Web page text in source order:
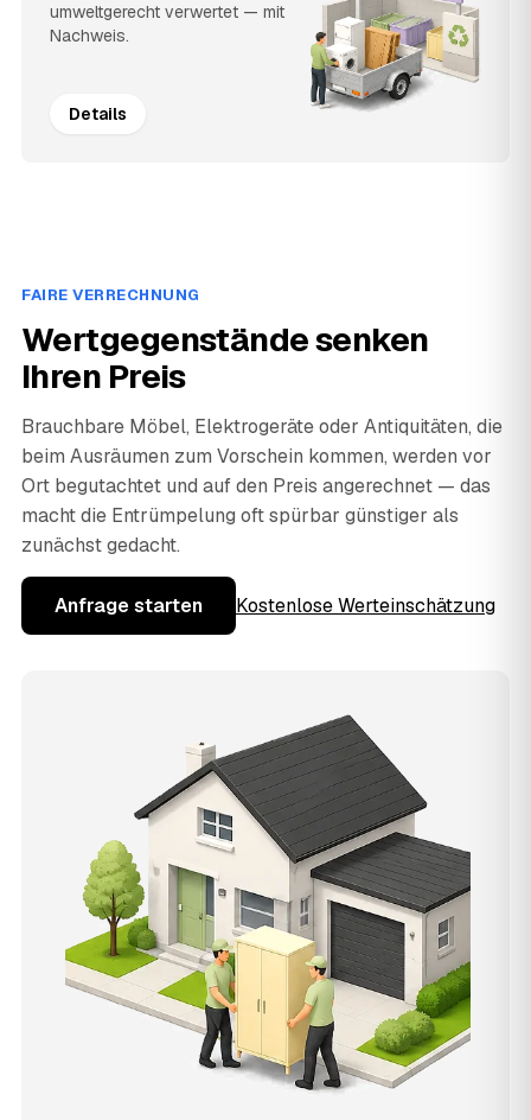
umweltgerecht verwertet — mit
Nachweis.
Details
FAIRE VERRECHNUNG
Wertgegenstände senken
Ihren Preis
Brauchbare Möbel, Elektrogeräte oder Antiquitäten, die
beim Ausräumen zum Vorschein kommen, werden vor
Ort begutachtet und auf den Preis angerechnet — das
macht die Entrümpelung oft spürbar günstiger als
zunächst gedacht.
Anfrage starten Kostenlose Werteinschätzung